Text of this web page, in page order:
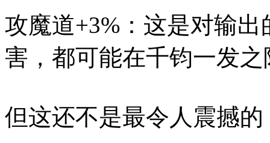
攻魔道+3%：这是对输
害，都可能在千钧一发
但这还不是最令人震撼的